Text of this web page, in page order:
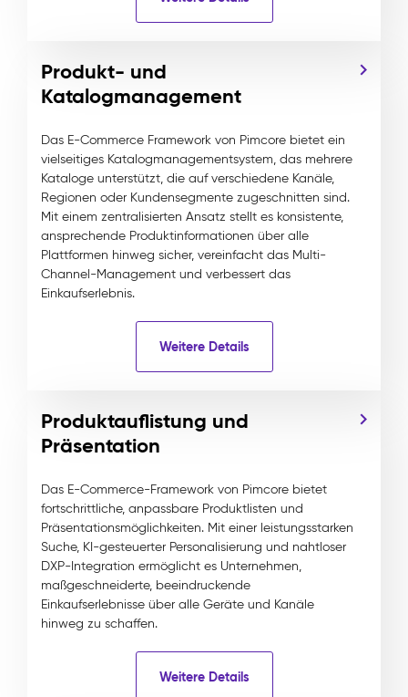
Produkt- und
Katalogmanagement
Das E-Commerce Framework von Pimcore bietet ein
vielseitiges Katalogmanagementsystem, das mehrere
Kataloge unterstützt, die auf verschiedene Kanäle,
Regionen oder Kundensegmente zugeschnitten sind.
Mit einem zentralisierten Ansatz stellt es konsistente,
ansprechende Produktinformationen über alle
Plattformen hinweg sicher, vereinfacht das Multi-
Channel-Management und verbessert das
Einkaufserlebnis.
Weitere Details
Produktauflistung und
Präsentation
Das E-Commerce-Framework von Pimcore bietet
fortschrittliche, anpassbare Produktlisten und
Präsentationsmöglichkeiten. Mit einer leistungsstarken
Suche, KI-gesteuerter Personalisierung und nahtloser
DXP-Integration ermöglicht es Unternehmen,
maßgeschneiderte, beeindruckende
Einkaufserlebnisse über alle Geräte und Kanäle
hinweg zu schaffen.
Weitere Details